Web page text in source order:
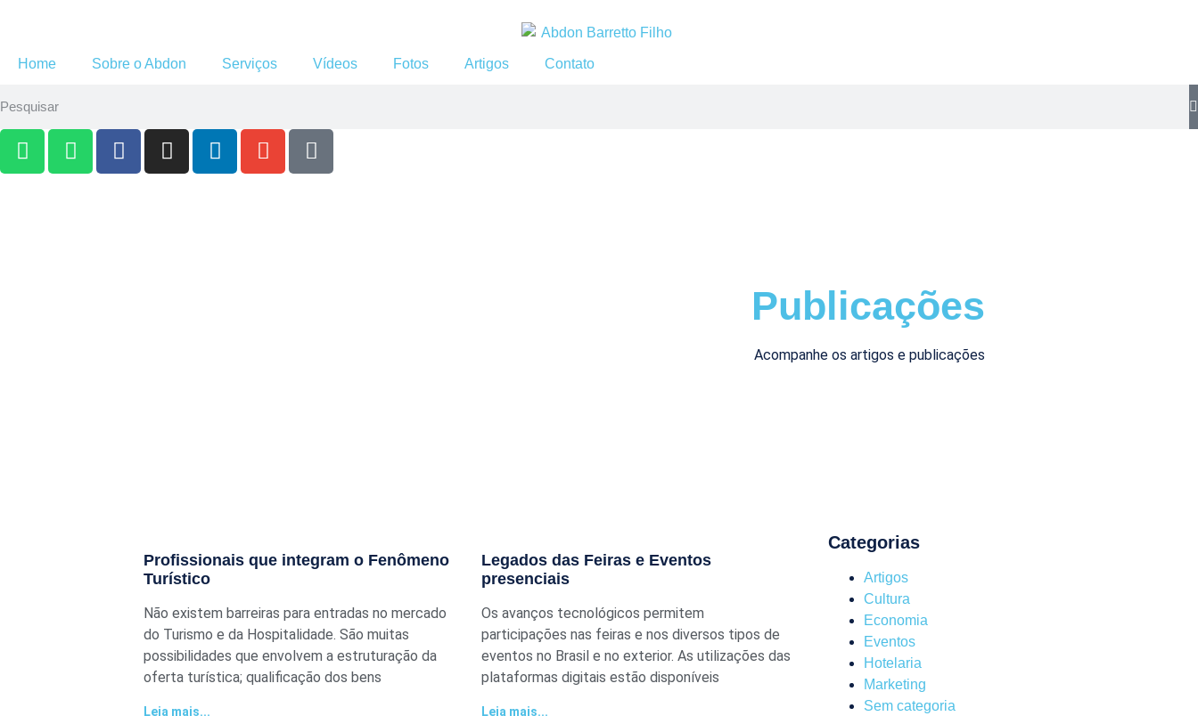
Home Sobre o Abdon Serviços Vídeos Fotos Artigos Contato
Publicações
Acompanhe os artigos e publicações
Profissionais que integram o Fenômeno
Turístico
Não existem barreiras para entradas no mercado
do Turismo e da Hospitalidade. São muitas
possibilidades que envolvem a estruturação da
oferta turística; qualificação dos bens
Leia mais...
Legados das Feiras e Eventos
presenciais
Os avanços tecnológicos permitem
participações nas feiras e nos diversos tipos de
eventos no Brasil e no exterior. As utilizações das
plataformas digitais estão disponíveis
Leia mais...
Categorias
Artigos
Cultura
Economia
Eventos
Hotelaria
Marketing
Sem categoria